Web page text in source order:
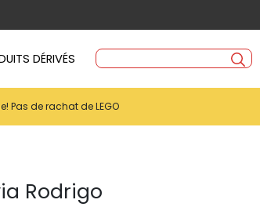
DÉRIVÉS
Pas de rachat de LEGO
Rodrigo